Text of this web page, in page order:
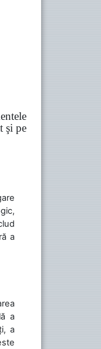
şi pe
a
a
a